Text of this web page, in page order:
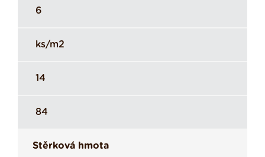
6
ks/m2
14
84
Stěrková hmota